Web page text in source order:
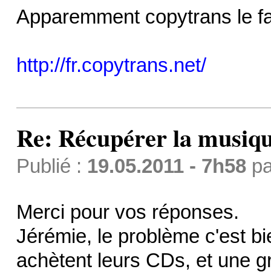
Apparemment copytrans le
http://fr.copytrans.net/
Re: Récupérer la
Publié : 19.05.2011 - 7h58
Merci pour vos réponses.
Jérémie, le problème c'est
achètent leurs CDs, et une